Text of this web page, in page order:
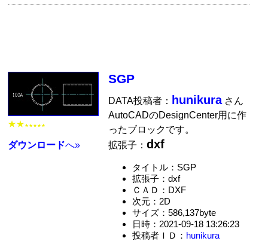
★★ ★★★★★
ダウンロードへ»
SGP
DATA投稿者： hunikuraさん
AutoCADのDesignCenter用に作
ったブロックです。
拡張子：dxf
タイトル：SGP
拡張子：dxf
ＣＡＤ：DXF
次元：2D
サイズ：586,137byte
日時：2021-09-18 13:26:23
投稿者ＩＤ： hunikura